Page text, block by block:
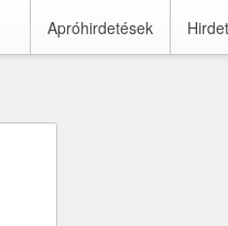
Apróhirdetések